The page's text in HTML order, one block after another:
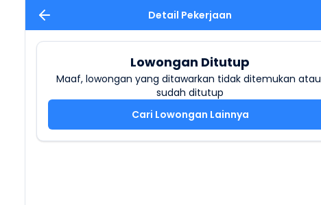
Detail Pekerjaan
Lowongan Ditutup
Maaf, lowongan yang ditawarkan tidak ditemukan atau
sudah ditutup
Cari Lowongan Lainnya